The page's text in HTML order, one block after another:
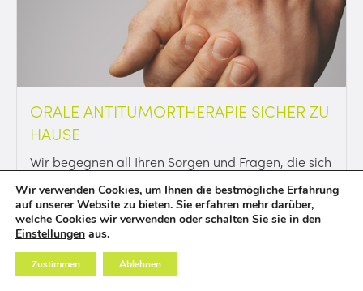
ORALE ANTITUMORTHERAPIE SICHER ZU
HAUSE
Wir begegnen all Ihren Sorgen und Fragen, die sich
Ihnen während Ihrer medikamentösen
Antitumortherapie stellen könnten.
Wir verwenden Cookies, um Ihnen die bestmögliche Erfahrung
auf unserer Website zu bieten. Sie erfahren mehr darüber,
welche Cookies wir verwenden oder schalten Sie sie in den
Einstellungen aus.
Zustimmen Ablehnen